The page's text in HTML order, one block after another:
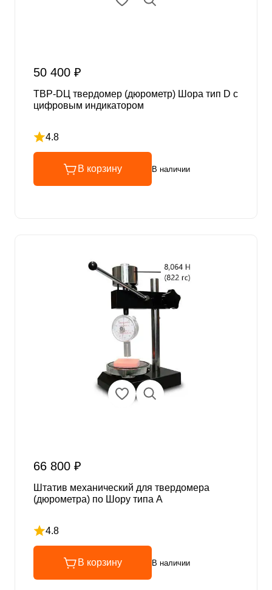
50 400 ₽
ТВР-DЦ твердомер (дюрометр) Шора тип D с
цифровым индикатором
4.8
Рейтинг 4.8 из 5
В корзину В наличии
66 800 ₽
Штатив механический для твердомера
(дюрометра) по Шору типа A
4.8
Рейтинг 4.8 из 5
В корзину В наличии